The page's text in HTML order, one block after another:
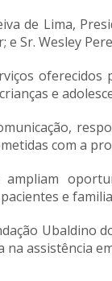
de Lima,
e Sr. Wesley
e
com a
e
Ubaldino
assistência